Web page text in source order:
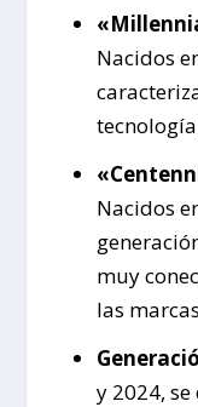
Nacidos
Nacidos
muy
las
y 2024,